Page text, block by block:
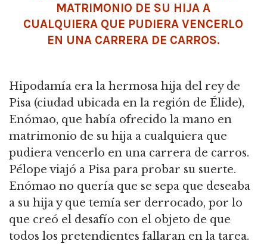
MATRIMONIO DE SU HIJA A
CUALQUIERA QUE PUDIERA VENCERLO
EN UNA CARRERA DE CARROS.
Hipodamía era la hermosa hija del rey de
Pisa (ciudad ubicada en la región de Élide),
Enómao, que había ofrecido la mano en
matrimonio de su hija a cualquiera que
pudiera vencerlo en una carrera de carros.
Pélope viajó a Pisa para probar su suerte.
Enómao no quería que se sepa que deseaba
a su hija y que temía ser derrocado, por lo
que creó el desafío con el objeto de que
todos los pretendientes fallaran en la tarea.